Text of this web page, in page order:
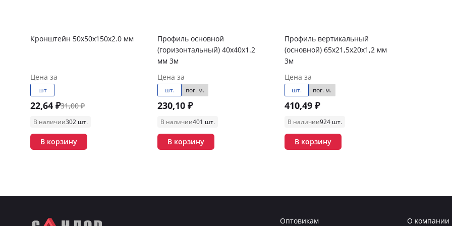
Кронштейн 50х50х150х2.0 мм
Цена за
шт
22,64 ₽31,00 ₽
В наличии302 шт.
В корзину
Профиль основной
(горизонтальный) 40х40х1.2
мм 3м
Цена за
шт. пог. м.
230,10 ₽
В наличии401 шт.
В корзину
Профиль вертикальный
(основной) 65х21,5х20х1,2 мм
3м
Цена за
шт. пог. м.
410,49 ₽
В наличии924 шт.
В корзину
Оптовикам О компании